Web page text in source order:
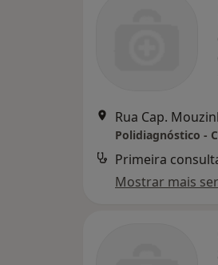
Polidiagnóstico -
Mostrar mais